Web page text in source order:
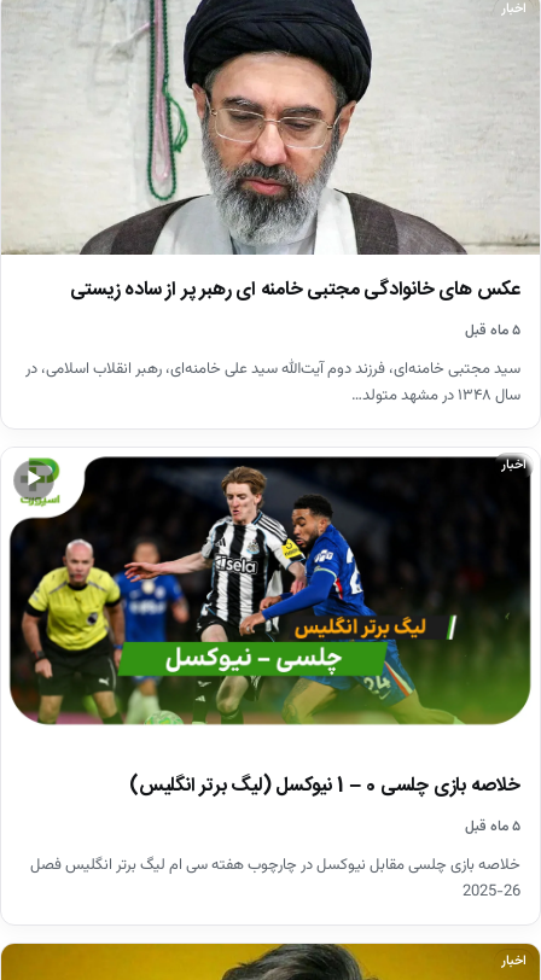
اخبار
عکس های خانوادگی مجتبی خامنه ای رهبر پر از ساده زیستی
۵ ماه قبل
سید مجتبی خامنه‌ای، فرزند دوم آیت‌الله سید علی خامنه‌ای، رهبر انقلاب اسلامی، در
سال ۱۳۴۸ در مشهد متولد…
▶
اخبار
خلاصه بازی چلسی 0 – 1 نیوکسل (لیگ برتر انگلیس)
۵ ماه قبل
خلاصه بازی چلسی مقابل نیوکسل در چارچوب هفته سی ام لیگ برتر انگلیس فصل
26-2025
اخبار